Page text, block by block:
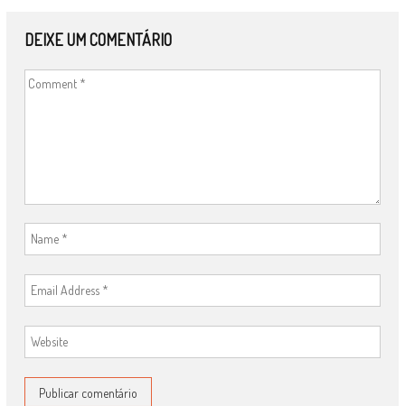
DEIXE UM COMENTÁRIO